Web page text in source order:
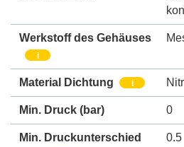
Werkstoff des Gehäuses
i
Material Dichtung i
Min. Druck (bar) 0
Min. Druckunterschied
0.5